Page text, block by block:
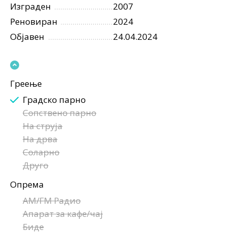
Изграден
2007
Реновиран
2024
Објавен
24.04.2024
Греење
Градско парно
Сопствено парно
На струја
На дрва
Соларно
Друго
Опрема
AM/FM Радио
Апарат за кафе/чај
Биде